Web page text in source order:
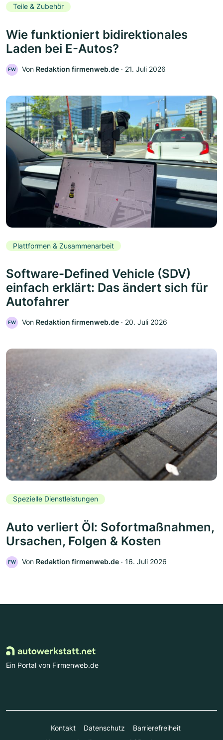
Teile & Zubehör
Wie funktioniert bidirektionales
Laden bei E-Autos?
FW Von Redaktion firmenweb.de ‧ 21. Juli 2026
Plattformen & Zusammenarbeit
Software-Defined Vehicle (SDV)
einfach erklärt: Das ändert sich für
Autofahrer
FW Von Redaktion firmenweb.de ‧ 20. Juli 2026
Spezielle Dienstleistungen
Auto verliert Öl: Sofortmaßnahmen,
Ursachen, Folgen & Kosten
FW Von Redaktion firmenweb.de ‧ 16. Juli 2026
Ein Portal von Firmenweb.de
Kontakt Datenschutz
Barrierefreiheit